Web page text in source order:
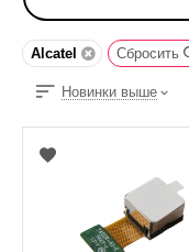
Alcatel Сбросить
Новинки выше